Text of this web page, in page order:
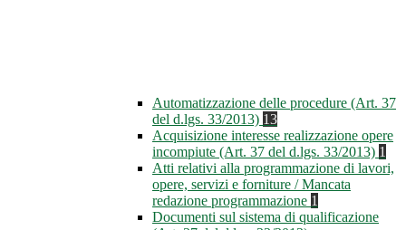
Automatizzazione delle procedure (Art. 37
del d.lgs. 33/2013) 13
Acquisizione interesse realizzazione opere
incompiute (Art. 37 del d.lgs. 33/2013) 1
Atti relativi alla programmazione di lavori,
opere, servizi e forniture / Mancata
redazione programmazione 1
Documenti sul sistema di qualificazione